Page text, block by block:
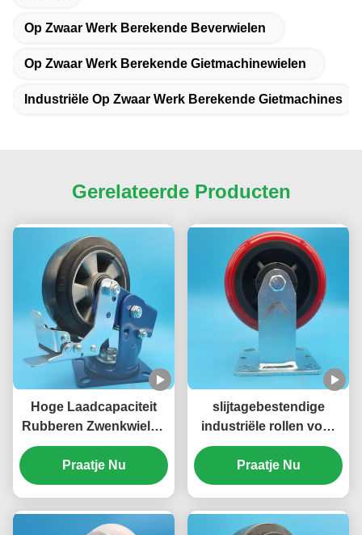
Op Zwaar Werk Berekende Beverwielen
Op Zwaar Werk Berekende Gietmachinewielen
Industriële Op Zwaar Werk Berekende Gietmachines
Gerelateerde Producten
Hoge Laadcapaciteit
Rubberen Zwenkwielen
Zware Veerbelaste
Wielen Enkel 5"
Remmend Stijf
Faciliteiten
Praatje Nu
slijtagebestendige
industriële rollen voor
zware werkzaamheden
enkelvoudige PP rollen
6 "vergrendelbare
vast meubilair
Praatje Nu